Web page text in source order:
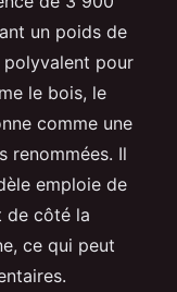
un poids de
pour
le bois, le
comme une
renommées. Il
emploie de
de côté la
ce qui peut